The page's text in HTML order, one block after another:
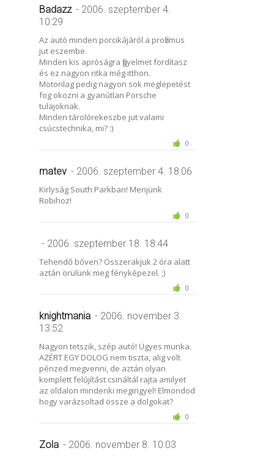
Badazz - 2006. szeptember 4.
10:29
Az autó minden porcikájáról a profizmus
jut eszembe.
Minden kis apróságra figyelmet fordítasz
és ez nagyon ritka még itthon.
Motorilag pedig nagyon sok meglepetést
fog okozni a gyanútlan Porsche
tulajoknak.
Minden tárolórekeszbe jut valami
csúcstechnika, mi? :)
0
matev - 2006. szeptember 4. 18:06
Kirlyság South Parkban! Menjünk
Robihoz!
0
- 2006. szeptember 18. 18:44
Tehendő bőven? Összerakjuk 2 óra alatt
aztán örülünk meg fényképezel. ;)
0
knightmania - 2006. november 3.
13:52
Nagyon tetszik, szép autó! Ügyes munka.
AZÉRT EGY DOLOG nem tiszta, alig volt
pénzed megvenni, de aztán olyan
komplett felújítást csináltál rajta amilyet
az oldalon mindenki megirigyel! Elmondod
hogy varázsoltad össze a dolgokat?
0
Zola - 2006. november 8. 10:03